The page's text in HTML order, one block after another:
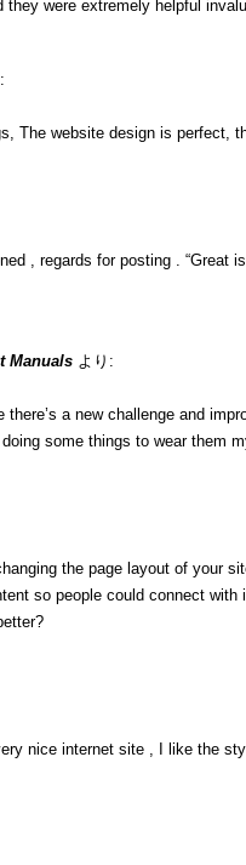
they were extremely helpful
The website design is perfect,
, regards for posting . “Great
Manuals より:
a new challenge and
some things to wear them
the page layout of your
so people could connect
nice internet site , I like the